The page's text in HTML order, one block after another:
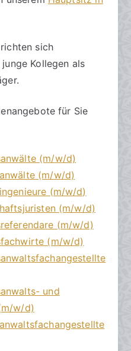
sich
Kollegen als
für Sie
(m/w/d)
(m/w/d)
(m/w/d)
(m/w/d)
(m/w/d)
(m/w/d)
und
w/d)